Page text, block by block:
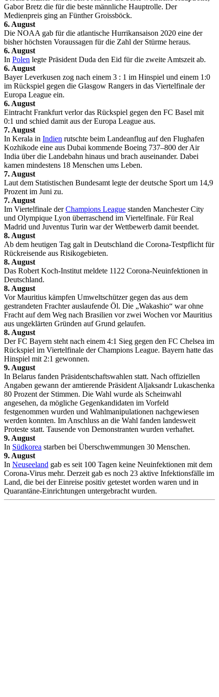
Gabor Bretz die für die beste männliche Hauptrolle. Der
Medienpreis ging an Fünther Groissböck.
6. August
Die NOAA gab für die atlantische Hurrikansaison 2020 eine der
bisher höchsten Voraussagen für die Zahl der Stürme heraus.
6. August
In Polen legte Präsident Duda den Eid für die zweite Amtszeit ab.
6. August
Bayer Leverkusen zog nach einem 3 : 1 im Hinspiel und einem 1:0
im Rückspiel gegen die Glasgow Rangers in das Viertelfinale der
Europa League ein.
6. August
Eintracht Frankfurt verlor das Rückspiel gegen den FC Basel mit
0:1 und schied damit aus der Europa League aus.
7. August
In Kerala in Indien rutschte beim Landeanflug auf den Flughafen
Kozhikode eine aus Dubai kommende Boeing 737–800 der Air
India über die Landebahn hinaus und brach auseinander. Dabei
kamen mindestens 18 Menschen ums Leben.
7. August
Laut dem Statistischen Bundesamt legte der deutsche Sport um 14,9
Prozent im Juni zu.
7. August
Im Viertelfinale derChampions League standen Manchester City
und Olympique Lyon überraschend im Viertelfinale. Für Real
Madrid und Juventus Turin war der Wettbewerb damit beendet.
8. August
Ab dem heutigen Tag galt in Deutschland die Corona-Testpflicht für
Rückreisende aus Risikogebieten.
8. August
Das Robert Koch-Institut meldete 1122 Corona-Neuinfektionen in
Deutschland.
8. August
Vor Mauritius kämpfen Umweltschützer gegen das aus dem
gestrandeten Frachter auslaufende Öl. Die „Wakashio“ war ohne
Fracht auf dem Weg nach Brasilien vor zwei Wochen vor Mauritius
aus ungeklärten Gründen auf Grund gelaufen.
8. August
Der FC Bayern steht nach einem 4:1 Sieg gegen den FC Chelsea im
Rückspiel im Viertelfinale der Champions League. Bayern hatte das
Hinspiel mit 2:1 gewonnen.
9. August
In Belarus fanden Präsidentschaftswahlen statt. Nach offiziellen
Angaben gewann der amtierende Präsident Aljaksandr Lukaschenka
80 Prozent der Stimmen. Die Wahl wurde als Scheinwahl
angesehen, da mögliche Gegenkandidaten im Vorfeld
festgenommen wurden und Wahlmanipulationen nachgewiesen
werden konnten. Im Anschluss an die Wahl fanden landesweit
Proteste statt. Tausende von Demonstranten wurden verhaftet.
9. August
In Südkorea starben bei Überschwemmungen 30 Menschen.
9. August
In Neuseeland gab es seit 100 Tagen keine Neuinfektionen mit dem
Corona-Virus mehr. Derzeit gab es noch 23 aktive Infektionsfälle im
Land, die bei der Einreise positiv getestet worden waren und in
Quarantäne-Einrichtungen untergebracht wurden.